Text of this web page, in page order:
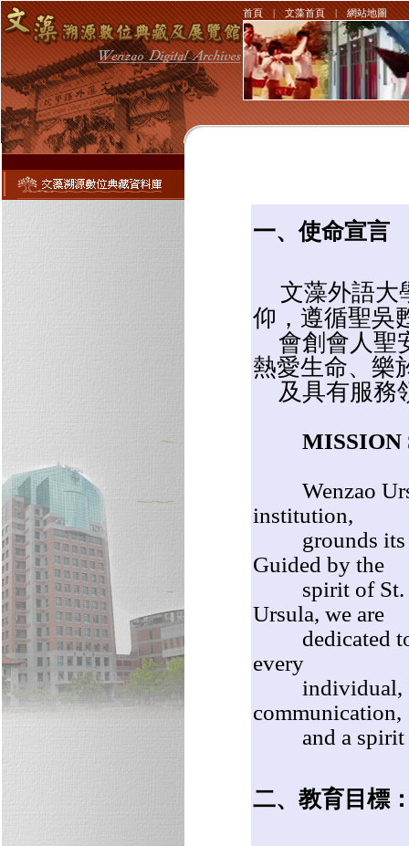
首頁|文藻首頁|網站地圖
一、使命宣言
文藻外語大
仰，遵循聖吳
會創會人聖
熱愛生命、樂
及具有服務
MISSION
Wenzao
institution,
grounds its
Guided by the
spirit of St.
Ursula, we are
dedicated to
every
individual,
communication,
and a spirit of
二、教育目標